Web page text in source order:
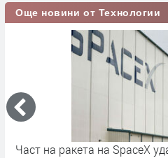
Още новини от Технологии
Част на ракета на SpaceX